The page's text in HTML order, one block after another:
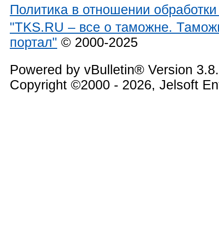
Политика в отношении
"TKS.RU – все о таможне.
портал" © 2000-2025
Powered by vBulletin® Version
Copyright ©2000 - 2026, Jelsoft